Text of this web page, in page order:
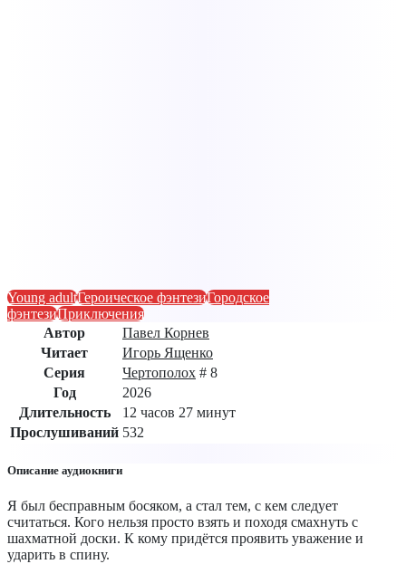
Young adultГероическое фэнтезиГородское
фэнтезиПриключения
Автор
Павел Корнев
Читает
Игорь Ященко
Серия
Чертополох # 8
Год
2026
Длительность
12 часов 27 минут
Прослушиваний 532
Описание аудиокниги
Я был бесправным босяком, а стал тем, с кем следует
считаться. Кого нельзя просто взять и походя смахнуть с
шахматной доски. К кому придётся проявить уважение и
ударить в спину.